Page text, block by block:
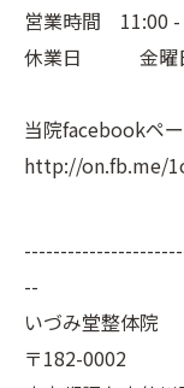
営業時間 11:00 -
休業日 金曜
当院facebookペ
http://on.fb.me/
--
いづみ堂整体院
〒182-0002